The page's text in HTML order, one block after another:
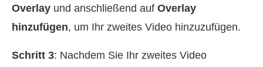
Overlay und anschließend auf Overlay
hinzufügen, um Ihr zweites Video hinzuzufügen.
Schritt 3: Nachdem Sie Ihr zweites Video